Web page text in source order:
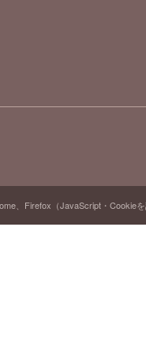
、Firefox（JavaScript・Cookie